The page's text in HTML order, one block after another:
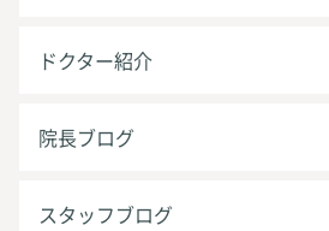
ドクター紹介
院長ブログ
スタッフブログ